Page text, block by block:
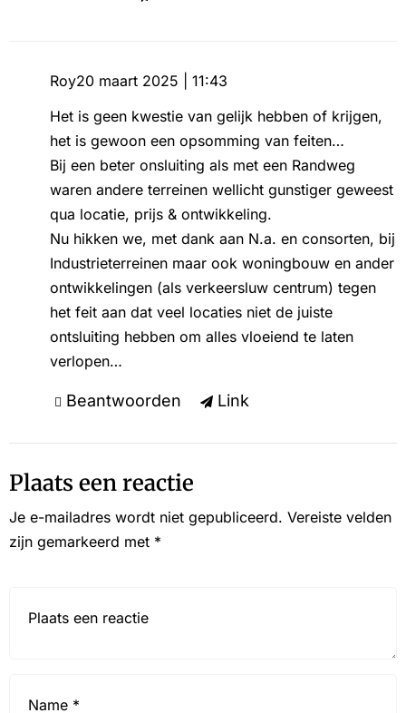
Roy20 maart 2025 | 11:43
Het is geen kwestie van gelijk hebben of krijgen,
het is gewoon een opsomming van feiten…
Bij een beter onsluiting als met een Randweg
waren andere terreinen wellicht gunstiger geweest
qua locatie, prijs & ontwikkeling.
Nu hikken we, met dank aan N.a. en consorten, bij
Industrieterreinen maar ook woningbouw en ander
ontwikkelingen (als verkeersluw centrum) tegen
het feit aan dat veel locaties niet de juiste
ontsluiting hebben om alles vloeiend te laten
verlopen…
Beantwoorden Link
Plaats een reactie
Je e-mailadres wordt niet gepubliceerd. Vereiste velden
zijn gemarkeerd met *